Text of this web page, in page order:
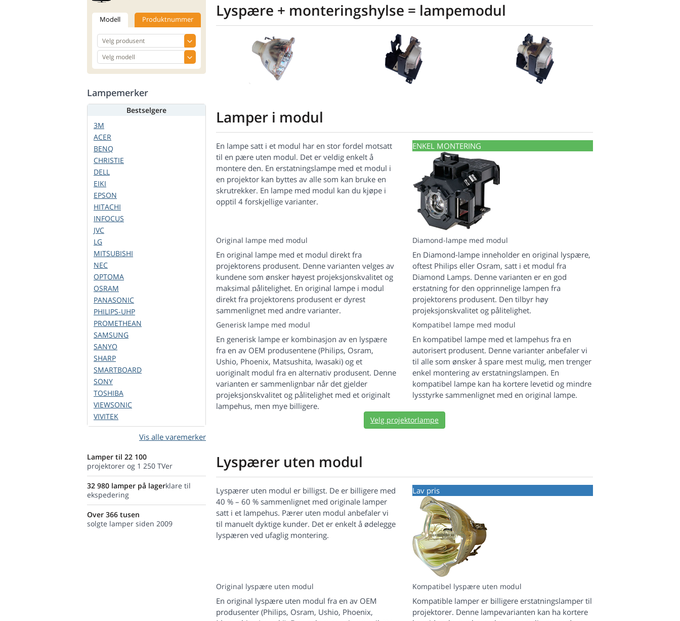
Lyspære + monteringshylse = lampemodul
Lamper i modul
En lampe satt i et modul har en stor fordel motsatt
til en pære uten modul. Det er veldig enkelt å
montere den. En erstatningslampe med et modul i
en projektor kan byttes av alle som kan bruke en
skrutrekker. En lampe med modul kan du kjøpe i
opptil 4 forskjellige varianter.
ENKEL MONTERING
Original lampe med modul
En original lampe med et modul direkt fra
projektorens produsent. Denne varianten velges av
kundene som ønsker høyest projeksjonskvalitet og
maksimal pålitelighet. En original lampe i modul
direkt fra projektorens produsent er dyrest
sammenlignet med andre varianter.
Diamond-lampe med modul
En Diamond-lampe inneholder en original lyspære,
oftest Philips eller Osram, satt i et modul fra
Diamond Lamps. Denne varianten er en god
erstatning for den opprinnelige lampen fra
projektorens produsent. Den tilbyr høy
projeksjonskvalitet og pålitelighet.
Generisk lampe med modul
En generisk lampe er kombinasjon av en lyspære
fra en av OEM produsentene (Philips, Osram,
Ushio, Phoenix, Matsushita, Iwasaki) og et
uoriginalt modul fra en alternativ produsent. Denne
varianten er sammenlignbar når det gjelder
projeksjonskvalitet og pålitelighet med et originalt
lampehus, men mye billigere.
Kompatibel lampe med modul
En kompatibel lampe med et lampehus fra en
autorisert produsent. Denne varianter anbefaler vi
til alle som ønsker å spare mest mulig, men trenger
enkel montering av erstatningslampen. En
kompatibel lampe kan ha kortere levetid og mindre
lysstyrke sammenlignet med en original lampe.
Velg projektorlampe
Lyspærer uten modul
Lyspærer uten modul er billigst. De er billigere med
40 % – 60 % sammenlignet med originale lamper
satt i et lampehus. Pærer uten modul anbefaler vi
til manuelt dyktige kunder. Det er enkelt å ødelegge
lyspæren ved ufaglig montering.
Lav pris
Original lyspære uten modul
En original lyspære uten modul fra en av OEM
produsenter (Philips, Osram, Ushio, Phoenix,
Kompatibel lyspære uten modul
Kompatible lamper er billigere erstatningslamper til
projektorer. Denne lampevarianten kan ha kortere
Modell Produktnummer
Lampemerker
Bestselgere
3M
ACER
BENQ
CHRISTIE
DELL
EIKI
EPSON
HITACHI
INFOCUS
JVC
LG
MITSUBISHI
NEC
OPTOMA
OSRAM
PANASONIC
PHILIPS-UHP
PROMETHEAN
SAMSUNG
SANYO
SHARP
SMARTBOARD
SONY
TOSHIBA
VIEWSONIC
VIVITEK
Vis alle varemerker
Lamper til 22 100
projektorer og 1 250 TVer
32 980 lamper på lagerklare til
ekspedering
Over 366 tusen
solgte lamper siden 2009